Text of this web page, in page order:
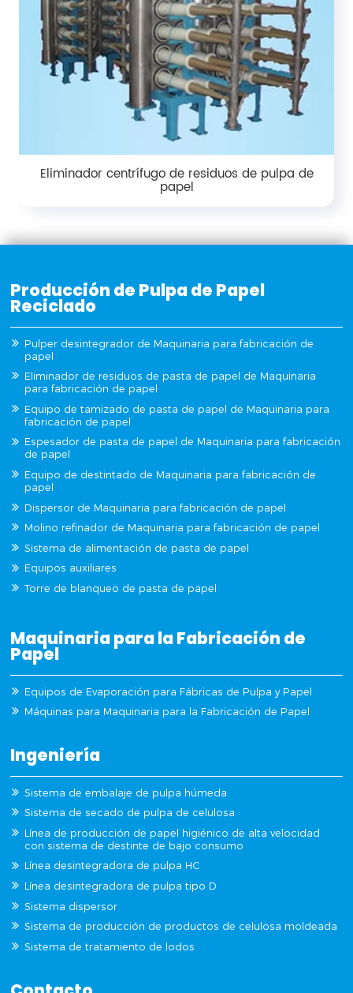
Eliminador centrífugo de residuos de pulpa de
papel
Producción de Pulpa de Papel
Reciclado
Pulper desintegrador de Maquinaria para fabricación de
papel
Eliminador de residuos de pasta de papel de Maquinaria
para fabricación de papel
Equipo de tamizado de pasta de papel de Maquinaria para
fabricación de papel
Espesador de pasta de papel de Maquinaria para fabricación
de papel
Equipo de destintado de Maquinaria para fabricación de
papel
Dispersor de Maquinaria para fabricación de papel
Molino refinador de Maquinaria para fabricación de papel
Sistema de alimentación de pasta de papel
Equipos auxiliares
Torre de blanqueo de pasta de papel
Maquinaria para la Fabricación de
Papel
Equipos de Evaporación para Fábricas de Pulpa y Papel
Máquinas para Maquinaria para la Fabricación de Papel
Ingeniería
Sistema de embalaje de pulpa húmeda
Sistema de secado de pulpa de celulosa
Línea de producción de papel higiénico de alta velocidad
con sistema de destinte de bajo consumo
Línea desintegradora de pulpa HC
Línea desintegradora de pulpa tipo D
Sistema dispersor
Sistema de producción de productos de celulosa moldeada
Sistema de tratamiento de lodos